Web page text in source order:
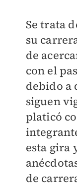
Se trata
su
de
con el
debido a
siguen
platicó
esta gira
de